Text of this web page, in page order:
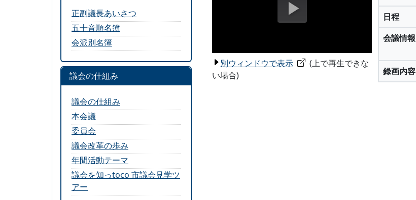
別ウィンドウで表示
(上で再生できな
い場合)
日程
会議情報
録画内容
正副議長あいさつ
五十音順名簿
会派別名簿
議会の仕組み
議会の仕組み
本会議
委員会
議会改革の歩み
年間活動テーマ
議会を知っtoco 市議会見学ツ
アー